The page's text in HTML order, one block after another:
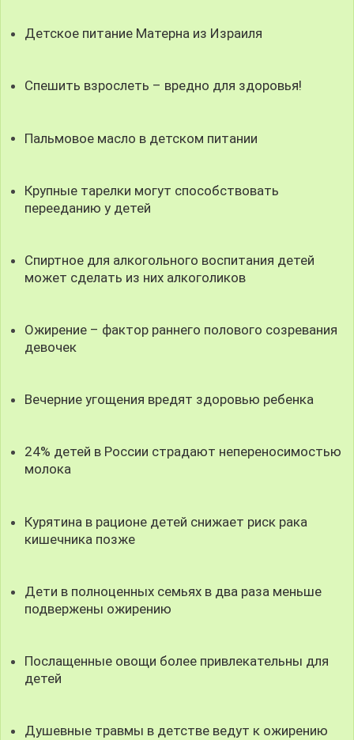
Детское питание Матерна из Израиля
Спешить взрослеть – вредно для здоровья!
Пальмовое масло в детском питании
Крупные тарелки могут способствовать
перееданию у детей
Спиртное для алкогольного воспитания детей
может сделать из них алкоголиков
Ожирение – фактор раннего полового созревания
девочек
Вечерние угощения вредят здоровью ребенка
24% детей в России страдают непереносимостью
молока
Курятина в рационе детей снижает риск рака
кишечника позже
Дети в полноценных семьях в два раза меньше
подвержены ожирению
Послащенные овощи более привлекательны для
детей
Душевные травмы в детстве ведут к ожирению